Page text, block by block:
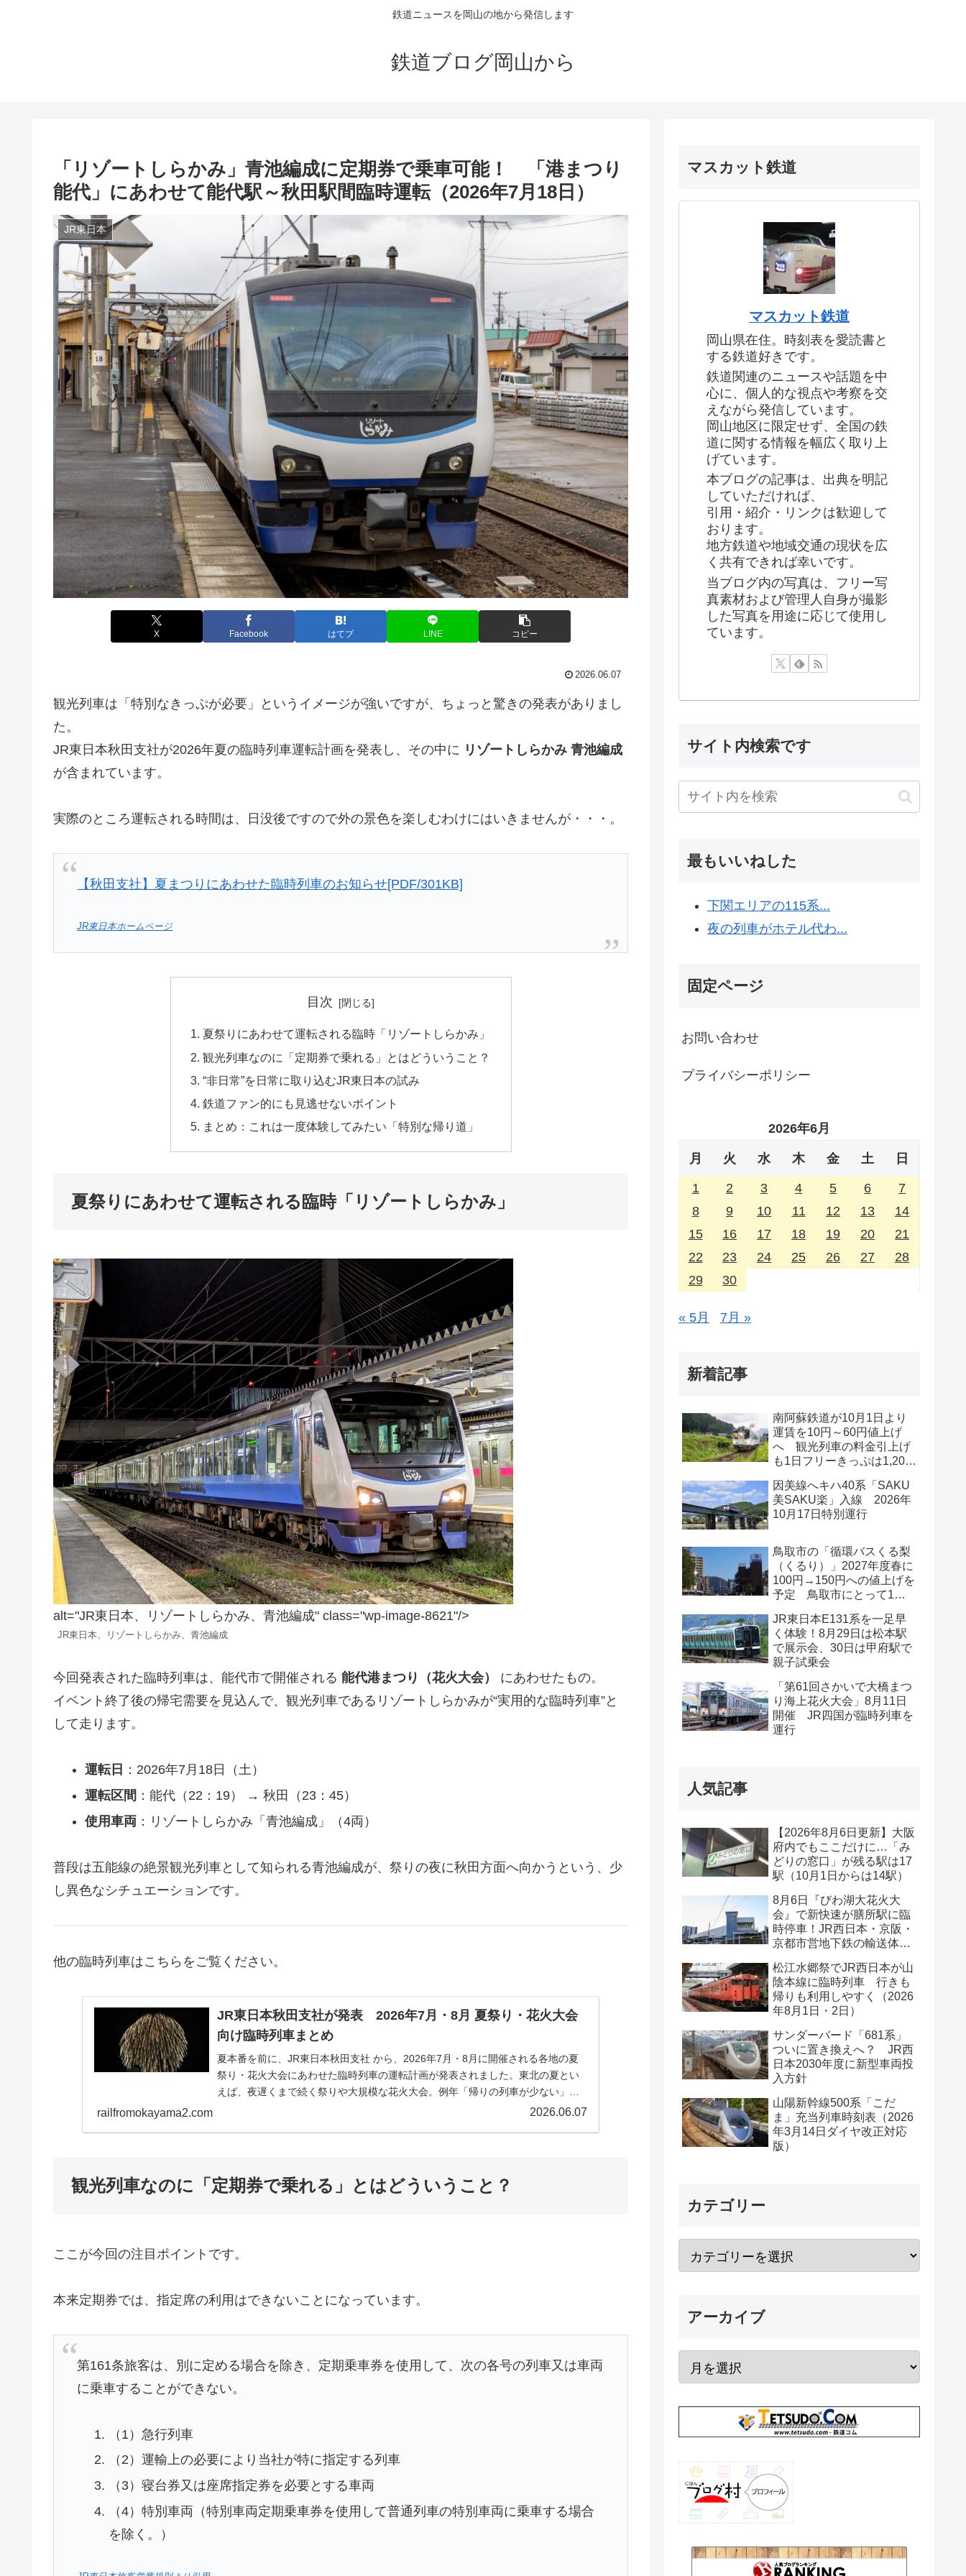
鉄道ニュースを岡山の地から発信します
鉄道ブログ岡山から
「リゾートしらかみ」青池編成に定期券で乗車可能！ 「港まつり
能代」にあわせて能代駅～秋田駅間臨時運転（2026年7月18日）
JR東日本
X Facebook はてブ LINE コピー
2026.06.07
観光列車は「特別なきっぷが必要」というイメージが強いですが、ちょっと驚きの発表がありまし
た。
JR東日本秋田支社が2026年夏の臨時列車運転計画を発表し、その中に リゾートしらかみ 青池編成
が含まれています。
実際のところ運転される時間は、日没後ですので外の景色を楽しむわけにはいきませんが・・・。
【秋田支社】夏まつりにあわせた臨時列車のお知らせ[PDF/301KB]
JR東日本ホームページ
目次
夏祭りにあわせて運転される臨時「リゾートしらかみ」
観光列車なのに「定期券で乗れる」とはどういうこと？
“非日常”を日常に取り込むJR東日本の試み
鉄道ファン的にも見逃せないポイント
まとめ：これは一度体験してみたい「特別な帰り道」
夏祭りにあわせて運転される臨時「リゾートしらかみ」
alt="JR東日本、リゾートしらかみ、青池編成" class="wp-image-8621"/>
JR東日本、リゾートしらかみ、青池編成
今回発表された臨時列車は、能代市で開催される 能代港まつり（花火大会）
にあわせたもの。
イベント終了後の帰宅需要を見込んで、観光列車であるリゾートしらかみが“実用的な臨時列車”と
して走ります。
運転日 ：2026年7月18日（土）
運転区間 ：能代（22：19） → 秋田（23：45）
使用車両：リゾートしらかみ「青池編成」（4両）
普段は五能線の絶景観光列車として知られる青池編成が、祭りの夜に秋田方面へ向かうという、少
し異色なシチュエーションです。
他の臨時列車はこちらをご覧ください。
JR東日本秋田支社が発表 2026年7月・8月 夏祭り・花火大会
向け臨時列車まとめ
夏本番を前に、JR東日本秋田支社 から、2026年7月・8月に開催される各地の夏
祭り・花火大会にあわせた臨時列車の運転計画が発表されました。東北の夏とい
えば、夜遅くまで続く祭りや大規模な花火大会。例年「帰りの列車が少ない」
railfromokayama2.com 2026.06.07
観光列車なのに「定期券で乗れる」とはどういうこと？
ここが今回の注目ポイントです。
本来定期券では、指定席の利用はできないことになっています。
第161条旅客は、別に定める場合を除き、定期乗車券を使用して、次の各号の列車又は車両
に乗車することができない。
（1）急行列車
（2）運輸上の必要により当社が特に指定する列車
（3）寝台券又は座席指定券を必要とする車両
（4）特別車両（特別車両定期乗車券を使用して普通列車の特別車両に乗車する場合
を除く。）
マスカット鉄道
マスカット鉄道
岡山県在住。時刻表を愛読書と
する鉄道好きです。
鉄道関連のニュースや話題を中
心に、個人的な視点や考察を交
えながら発信しています。
岡山地区に限定せず、全国の鉄
道に関する情報を幅広く取り上
げています。
本ブログの記事は、出典を明記
していただければ、
引用・紹介・リンクは歓迎して
おります。
地方鉄道や地域交通の現状を広
く共有できれば幸いです。
当ブログ内の写真は、フリー写
真素材および管理人自身が撮影
した写真を用途に応じて使用し
ています。
サイト内検索です
最もいいねした
下関エリアの115系...
夜の列車がホテル代わ...
固定ページ
お問い合わせ
プライバシーポリシー
2026年6月
月 火 水 木 金 土 日
1 2 3 4 5 6
7
8
9 10 11 12 13
14
15
16 17 18 19 20
21
22
23 24 25 26 27
28
29
30
« 5月 7月 »
新着記事
南阿蘇鉄道が10月1日より
運賃を10円～60円値上げ
へ 観光列車の料金引上げ
も1日フリーきっぷは1,200
因美線へキハ40系「SAKU
美SAKU楽」入線 2026年
10月17日特別運行
鳥取市の「循環バスくる梨
（くるり）」2027年度春に
100円→150円への値上げを
予定 鳥取市にとって1億
JR東日本E131系を一足早
く体験！8月29日は松本駅
で展示会、30日は甲府駅で
親子試乗会
「第61回さかいで大橋まつ
り海上花火大会」8月11日
開催 JR四国が臨時列車を
運行
人気記事
【2026年8月6日更新】大阪
府内でもここだけに…「み
どりの窓口」が残る駅は17
駅（10月1日からは14駅）
8月6日『びわ湖大花火大
会』で新快速が膳所駅に臨
時停車！JR西日本・京阪・
京都市営地下鉄の輸送体系
松江水郷祭でJR西日本が山
陰本線に臨時列車 行きも
帰りも利用しやすく（2026
年8月1日・2日）
サンダーバード「681系」
ついに置き換えへ？ JR西
日本2030年度に新型車両投
入方針
山陽新幹線500系「こだ
ま」充当列車時刻表（2026
年3月14日ダイヤ改正対応
版）
カテゴリー
アーカイブ